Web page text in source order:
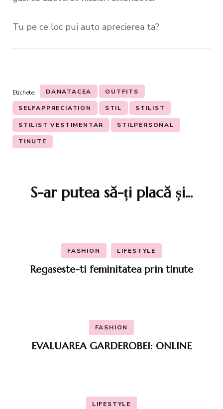
Tu pe ce loc pui auto aprecierea ta?
Etichete: DANATACEA OUTFITS
SELFAPPRECIATION STIL STILIST
STILIST VESTIMENTAR STILPERSONAL
TINUTE
articoleS-ar putea să-ți placă și...
FASHION LIFESTYLE
Regaseste-ti feminitatea prin tinute
FASHION
EVALUAREA GARDEROBEI: ONLINE
LIFESTYLE